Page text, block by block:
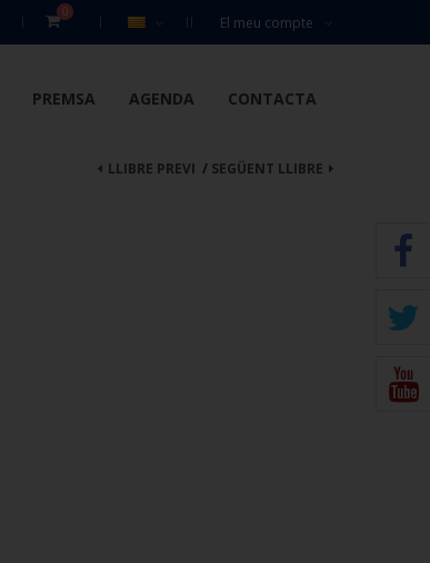
El meu compte
0
PREMSA AGENDA CONTACTA
SEGÜENT LLIBRE
LLIBRE PREVI /